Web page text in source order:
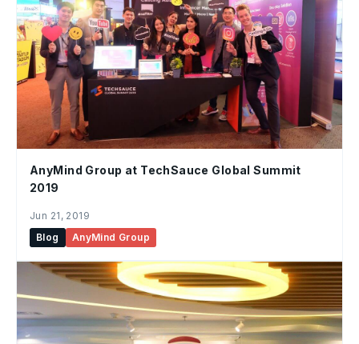
Blog AnyMind Group
Jun 21, 2019
AnyMind Group at TechSauce Global Summit
2019